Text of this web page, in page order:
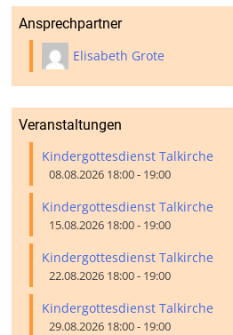
Ansprechpartner
Elisabeth Grote
Veranstaltungen
Kindergottesdienst Talkirche
08.08.2026 18:00 - 19:00
Kindergottesdienst Talkirche
15.08.2026 18:00 - 19:00
Kindergottesdienst Talkirche
22.08.2026 18:00 - 19:00
Kindergottesdienst Talkirche
29.08.2026 18:00 - 19:00